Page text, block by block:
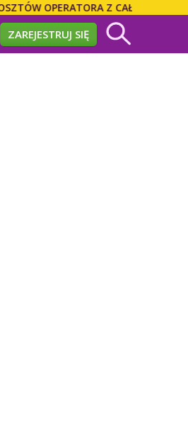
Z CAŁEGO ŚWIATA!
ZAREJESTRUJ SIĘ